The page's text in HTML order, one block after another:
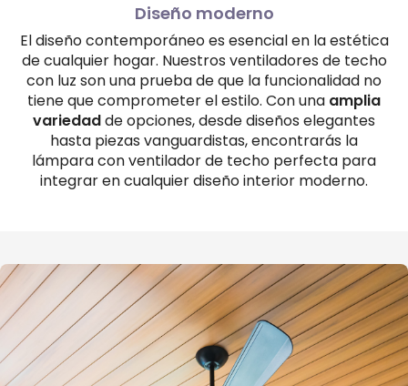
Diseño moderno
El diseño contemporáneo es esencial en la estética
de cualquier hogar. Nuestros ventiladores de techo
con luz son una prueba de que la funcionalidad no
tiene que comprometer el estilo. Con una amplia
variedadde opciones, desde diseños elegantes
hasta piezas vanguardistas, encontrarás la
lámpara con ventilador de techo perfecta para
integrar en cualquier diseño interior moderno.